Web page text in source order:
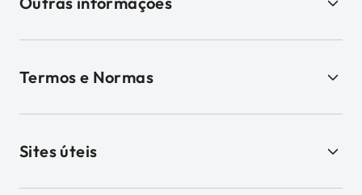
Termos e Normas
Sites úteis